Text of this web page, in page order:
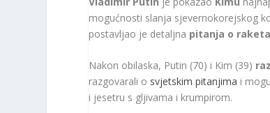
mogućnosti slanja sjevernokorejskog
postavljao je detaljna pitanja o
Nakon obilaska, Putin (70) i Kim (39)
razgovarali o svjetskim pitanjima i
i jesetru s gljivama i krumpirom.